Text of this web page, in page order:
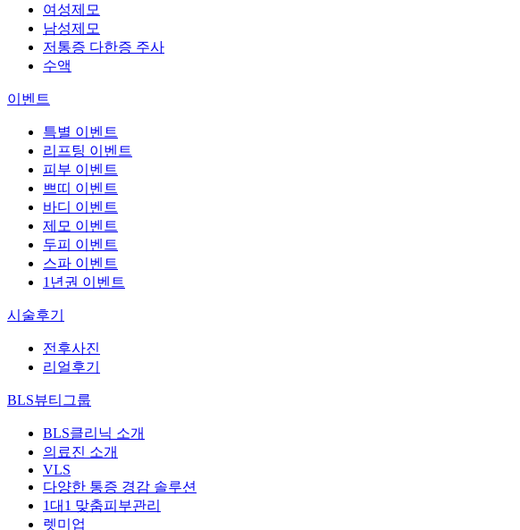
여성제모
남성제모
저통증 다한증 주사
수액
이벤트
특별 이벤트
리프팅 이벤트
피부 이벤트
쁘띠 이벤트
바디 이벤트
제모 이벤트
두피 이벤트
스파 이벤트
1년권 이벤트
시술후기
전후사진
리얼후기
BLS뷰티그룹
BLS클리닉 소개
의료진 소개
VLS
다양한 통증 경감 솔루션
1대1 맞춤피부관리
렛미업